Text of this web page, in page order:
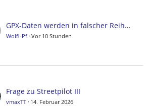
GPX-Daten werden in falscher Reihenfolge importiert
Wolfi-Pf Vor 10 Stunden
Frage zu Streetpilot III
vmaxTT 14. Februar 2026